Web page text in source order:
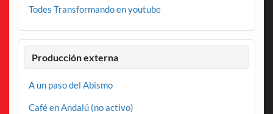
Todes Transformando en youtube
Producción externa
A un paso del Abismo
Café en Andalú (no activo)